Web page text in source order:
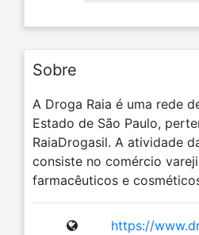
Sobre
A Droga Raia é uma rede
Estado de São Paulo,
RaiaDrogasil. A atividade
consiste no comércio
farmacêuticos e
https://